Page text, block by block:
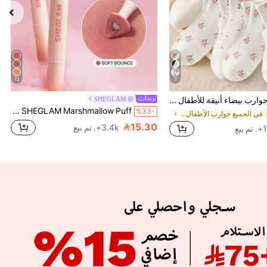
7
5 أزواج جوارب بيضاء أنيقة للأطفال بطول منتصف الساق مع فيونكات ونقاط بولكا وزخرفة زهور ثلاثية الأبعاد، مناسبة للعودة إلى المدرسة والارتداء في الأماكن الخارجية
في الجميع جوارب الأطفال والرضع
12
SHEGLAM
%33- SHEGLAM Marshmallow Puff قلم تمويه الشفاه-032 Soft Bounce ماركة تجميل ومكياج للنساء والفتيات
15.30 3.4k+. تم بيع
APP